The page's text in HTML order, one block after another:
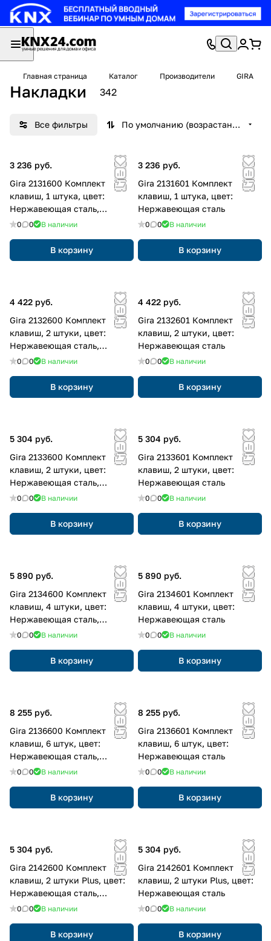
Главная страница Каталог Производители GIRA
Накладки 342
Все фильтры По умолчанию (возрастание)
3 236 руб.
Gira 2131600 Комплект
клавиш, 1 штука, цвет:
Нержавеющая сталь,
оттенок: Прозрачный
0 0 В наличии
В корзину
3 236 руб.
Gira 2131601 Комплект
клавиш, 1 штука, цвет:
Нержавеющая сталь
0 0 В наличии
В корзину
4 422 руб.
Gira 2132600 Комплект
клавиш, 2 штуки, цвет:
Нержавеющая сталь,
оттенок: Прозрачный
0 0 В наличии
В корзину
4 422 руб.
Gira 2132601 Комплект
клавиш, 2 штуки, цвет:
Нержавеющая сталь
0 0 В наличии
В корзину
5 304 руб.
Gira 2133600 Комплект
клавиш, 2 штуки, цвет:
Нержавеющая сталь,
оттенок: Прозрачный
0 0 В наличии
В корзину
5 304 руб.
Gira 2133601 Комплект
клавиш, 2 штуки, цвет:
Нержавеющая сталь
0 0 В наличии
В корзину
5 890 руб.
Gira 2134600 Комплект
клавиш, 4 штуки, цвет:
Нержавеющая сталь,
оттенок: Прозрачный
0 0 В наличии
В корзину
5 890 руб.
Gira 2134601 Комплект
клавиш, 4 штуки, цвет:
Нержавеющая сталь
0 0 В наличии
В корзину
8 255 руб.
Gira 2136600 Комплект
клавиш, 6 штук, цвет:
Нержавеющая сталь,
оттенок: Прозрачный
0 0 В наличии
В корзину
8 255 руб.
Gira 2136601 Комплект
клавиш, 6 штук, цвет:
Нержавеющая сталь
0 0 В наличии
В корзину
5 304 руб.
Gira 2142600 Комплект
клавиш, 2 штуки Plus, цвет:
Нержавеющая сталь,
оттенок: Прозрачный
0 0 В наличии
В корзину
5 304 руб.
Gira 2142601 Комплект
клавиш, 2 штуки Plus, цвет:
Нержавеющая сталь
0 0 В наличии
В корзину